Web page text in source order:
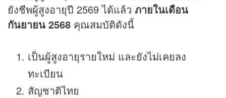
ยังชีพผู้สูงอายุปี 2569 ได้แล้ว ภายในเดือน
กันยายน 2568 คุณสมบัติดังนี้
เป็นผู้สูงอายุรายใหม่ และยังไม่เคยลง
ทะเบียน
สัญชาติไทย